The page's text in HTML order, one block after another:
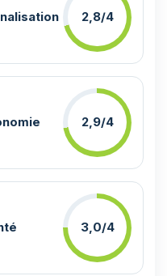
2,8/4
2,9/4
3,0/4